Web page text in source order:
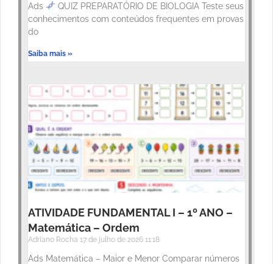
Ads
QUIZ PREPARATÓRIO DE BIOLOGIA Teste seus
conhecimentos com conteúdos frequentes em provas
do
Saiba mais »
ATIVIDADE FUNDAMENTAL I – 1º ANO –
Matemática – Ordem
Adriano Rocha 17 de julho de 2026 11:18
Ads Matemática – Maior e Menor Comparar números